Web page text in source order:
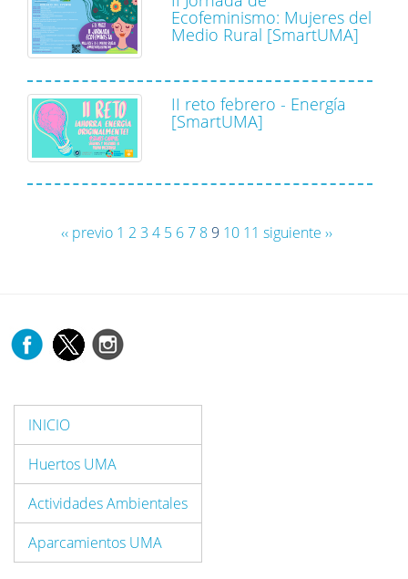
Ecofeminismo: Mujeres del
Medio Rural [SmartUMA]
II reto febrero - Energía
[SmartUMA]
‹‹ previo 1 2 3 4 5 67 8 9 10 11 siguiente ››
INICIO
Huertos UMA
Actividades Ambientales
Aparcamientos UMA